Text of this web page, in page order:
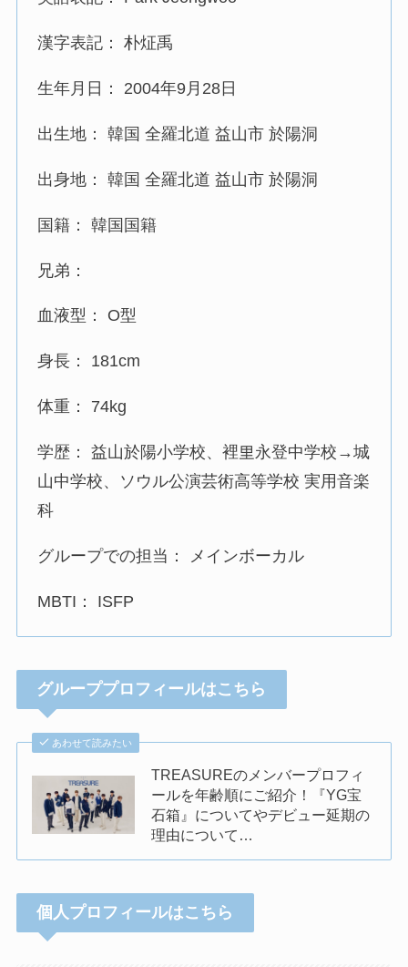
漢字表記： 朴炡禹
生年月日： 2004年9月28日
出生地： 韓国 全羅北道 益山市 於陽洞
出身地： 韓国 全羅北道 益山市 於陽洞
国籍： 韓国国籍
兄弟：
血液型： O型
身長： 181cm
体重： 74kg
学歴： 益山於陽小学校、裡里永登中学校→城
山中学校、ソウル公演芸術高等学校 実用音楽
科
グループでの担当： メインボーカル
MBTI： ISFP
グループプロフィールはこちら
あわせて読みたい
TREASUREのメンバープロフィ
ールを年齢順にご紹介！『YG宝
石箱』についてやデビュー延期の
理由について…
個人プロフィールはこちら